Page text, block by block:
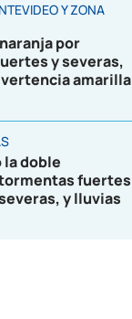
Y ZONA
por
y severas,
amarilla
doble
fuertes
y lluvias